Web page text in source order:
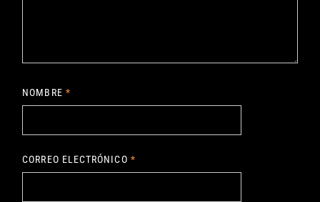
NOMBRE *
CORREO ELECTRÓNICO *